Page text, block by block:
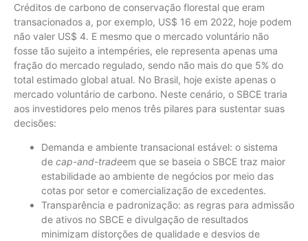
Créditos de carbono de conservação florestal que eram
transacionados a, por exemplo, US$ 16 em 2022, hoje podem
não valer US$ 4. E mesmo que o mercado voluntário não
fosse tão sujeito a intempéries, ele representa apenas uma
fração do mercado regulado, sendo não mais do que 5% do
total estimado global atual. No Brasil, hoje existe apenas o
mercado voluntário de carbono. Neste cenário, o SBCE traria
aos investidores pelo menos três pilares para sustentar suas
decisões:
Demanda e ambiente transacional estável: o sistema
de cap-and-tradeem que se baseia o SBCE traz maior
estabilidade ao ambiente de negócios por meio das
cotas por setor e comercialização de excedentes.
Transparência e padronização: as regras para admissão
de ativos no SBCE e divulgação de resultados
minimizam distorções de qualidade e desvios de